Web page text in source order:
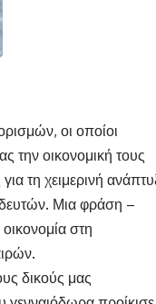
οι οποίοι
την οικονομική τους
τη χειμερινή
Μια φράση –
στη
δικούς μας